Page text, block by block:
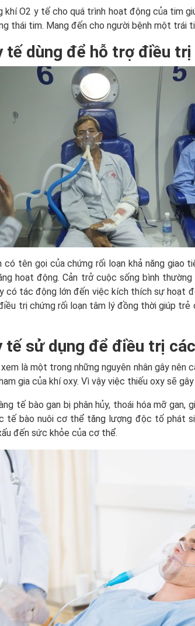
khí O2 y tế cho quá trình hoạt động của tim
thái tim. Mang đến cho người bệnh một trái
tế dùng để hỗ trợ điều
tên gọi của chứng rối loạn khả năng giao
hoạt động. Cản trở cuộc sống bình
có tác động lớn đến việc kích thích sự hoạt
trị chứng rối loạn tâm lý đồng thời giúp trẻ
tế sử dụng để điều trị
là một trong những nguyên nhân gây nên
gia của khí oxy. Vì vậy việc thiếu oxy sẽ
tế bào gan bị phân hủy, thoái hóa mỡ gan,
tế bào nuôi cơ thể tăng lượng độc tố phát
đến sức khỏe của cơ thể.